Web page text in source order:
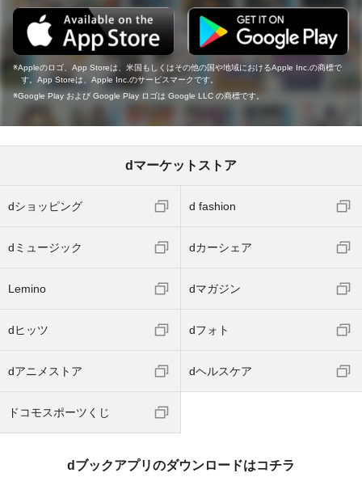
Appleのロゴ、App Storeは、米国もしくはその他の国や地域におけるApple Inc.の商標で
す。App Storeは、Apple Inc.のサービスマークです。
Google Play および Google Play ロゴは Google LLC の商標です。
dマーケットストア
dショッピング d fashion
dミュージック dカーシェア
Lemino dマガジン
dヒッツ dフォト
dアニメストア dヘルスケア
ドコモスポーツくじ
dブックアプリのダウンロードはコチラ